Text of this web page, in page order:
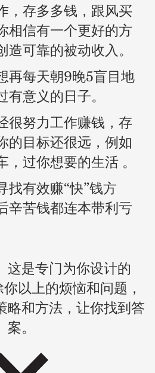
，存多多钱，跟风买
相信有一个更好的方
造可靠的被动收入。
再每天朝9晚5盲目地
有意义的日子。
很努力工作赚钱，存
的目标还很远，例如
，过你想要的生活 。
找有效赚“快”钱方
辛苦钱都连本带利亏
这是专门为你设计的
以上的烦恼和问题，
略和方法，让你找到答
案。